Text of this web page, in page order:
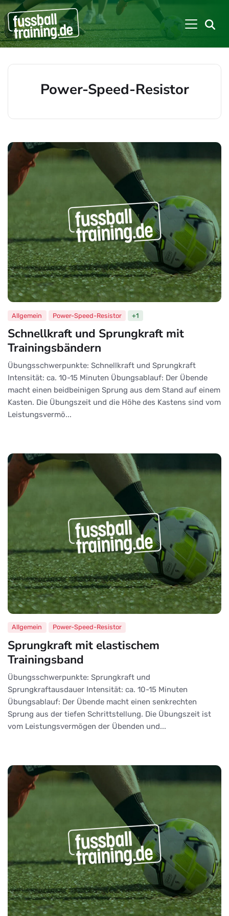
Power-Speed-Resistor
Beiträge zu: Power-Speed-Resistor
Schnellkraft und Sprungkraft mit
Trainingsbändern
Übungsschwerpunkte: Schnellkraft und Sprungkraft
Intensität: ca. 10-15 Minuten Übungsablauf: Der Übende
macht einen beidbeinigen Sprung aus dem Stand auf einem
Kasten. Die Übungszeit und die Höhe des Kastens sind vom
Leistungsvermö...
Allgemein Power-Speed-Resistor +1
Sprungkraft mit elastischem
Trainingsband
Übungsschwerpunkte: Sprungkraft und
Sprungkraftausdauer Intensität: ca. 10-15 Minuten
Übungsablauf: Der Übende macht einen senkrechten
Sprung aus der tiefen Schrittstellung. Die Übungszeit ist
vom Leistungsvermögen der Übenden und...
Allgemein Power-Speed-Resistor